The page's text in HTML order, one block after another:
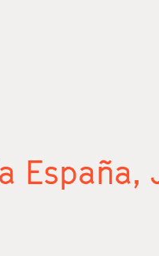
España,